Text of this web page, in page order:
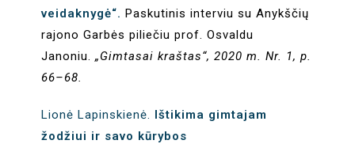
veidaknygė“. Paskutinis interviu su Anykščių
rajono Garbės piliečiu prof. Osvaldu
Janoniu.„Gimtasai kraštas“, 2020 m. Nr. 1, p.
66–68.
Lionė Lapinskienė. Ištikima gimtajam
žodžiui ir savo kūrybos